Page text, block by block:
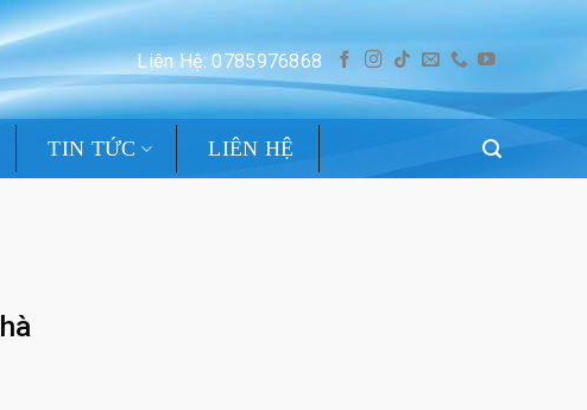
Liên Hệ: 0785976868
TIN TỨC LIÊN HỆ